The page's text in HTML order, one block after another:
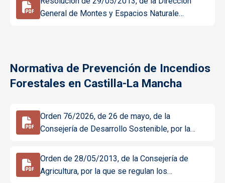
General de Montes y Espacios Naturale…
Normativa de Prevención de Incendios
Forestales en Castilla-La Mancha
Orden 76/2026, de 26 de mayo, de la
Consejería de Desarrollo Sostenible, por la…
Orden de 28/05/2013, de la Consejería de
Agricultura, por la que se regulan los…